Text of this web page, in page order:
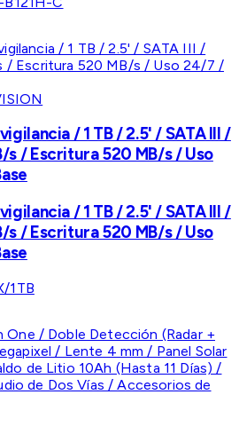
/ 1 TB / 2.5' / SATA III /
s / Escritura 520 MB/s / Uso
/ 1 TB / 2.5' / SATA III /
s / Escritura 520 MB/s / Uso
1TB